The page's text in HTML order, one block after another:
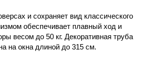
и сохраняет вид классического
обеспечивает плавный ход и
весом до 50 кг. Декоративная труба
на окна длиной до 315 см.